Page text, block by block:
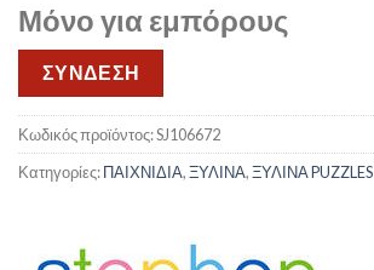
Μόνο για εμπόρους
ΣΥΝΔΕΣΗ
Κωδικός προϊόντος:SJ106672
Κατηγορίες:ΠΑΙΧΝΙΔΙΑ,ΞΥΛΙΝΑ,ΞΥΛΙΝΑ PUZZLES